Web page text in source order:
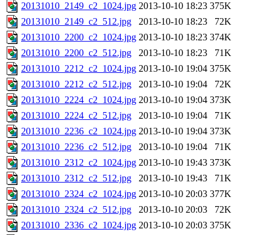
20131010_2149_c2_1024.jpg 2013-10-10 18:23 375K
20131010_2149_c2_512.jpg
2013-10-10 18:23
72K
20131010_2200_c2_1024.jpg 2013-10-10 18:23 374K
20131010_2200_c2_512.jpg
2013-10-10 18:23
71K
20131010_2212_c2_1024.jpg 2013-10-10 19:04 375K
20131010_2212_c2_512.jpg
2013-10-10 19:04
72K
20131010_2224_c2_1024.jpg 2013-10-10 19:04 373K
20131010_2224_c2_512.jpg
2013-10-10 19:04
71K
20131010_2236_c2_1024.jpg 2013-10-10 19:04 373K
20131010_2236_c2_512.jpg
2013-10-10 19:04
71K
20131010_2312_c2_1024.jpg 2013-10-10 19:43 373K
20131010_2312_c2_512.jpg
2013-10-10 19:43
71K
20131010_2324_c2_1024.jpg 2013-10-10 20:03 377K
20131010_2324_c2_512.jpg
2013-10-10 20:03
72K
20131010_2336_c2_1024.jpg 2013-10-10 20:03 375K